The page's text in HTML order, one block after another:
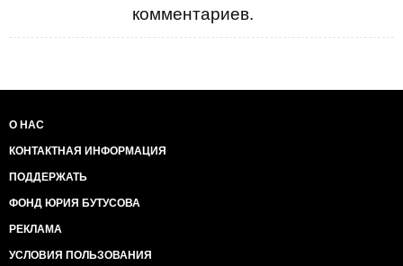
комментариев.
О НАС
КОНТАКТНАЯ ИНФОРМАЦИЯ
ПОДДЕРЖАТЬ
ФОНД ЮРИЯ БУТУСОВА
РЕКЛАМА
УСЛОВИЯ ПОЛЬЗОВАНИЯ